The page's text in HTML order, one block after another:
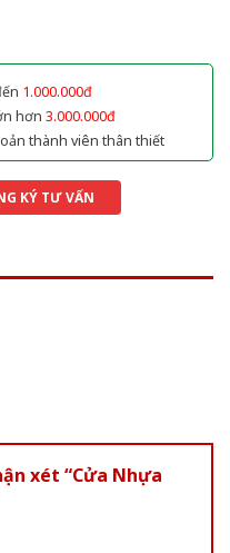
1.000.000đ
hơn 3.000.000đ
thành viên thân thiết
KÝ TƯ VẤN
xét “Cửa Nhựa